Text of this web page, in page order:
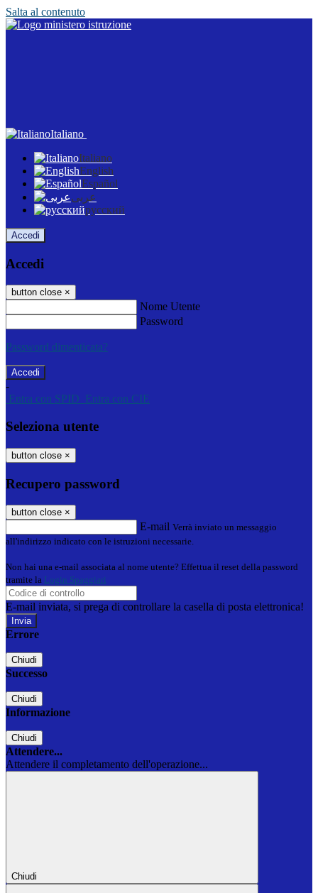
Salta al contenuto
Italiano
Italiano
English
Español
عربى
русский
Accedi
Accedi
button close ×
Nome Utente
Password
Password dimenticata?
-
Entra con SPID Entra con CIE
Seleziona utente
button close ×
Recupero password
button close ×
E-mail Verrà inviato un messaggio
all'indirizzo indicato con le istruzioni necessarie.
Non hai una e-mail associata al nome utente? Effettua il reset della password
tramite la Login Spaggiari
E-mail inviata, si prega di controllare la casella di posta elettronica!
Errore
Chiudi
Successo
Chiudi
Informazione
Chiudi
Attendere...
Attendere il completamento dell'operazione...
Chiudi